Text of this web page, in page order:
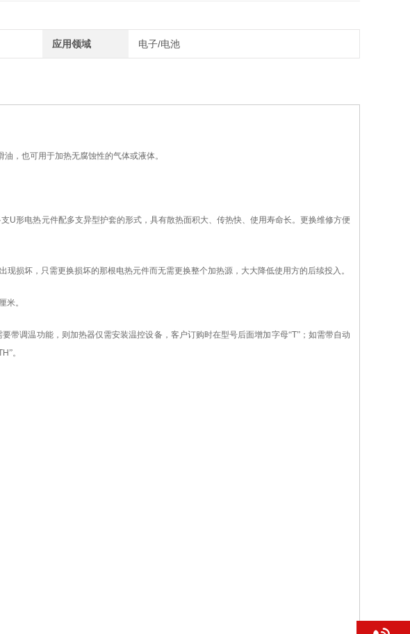
应用领域 电子/电池
，也可用于加热无腐蚀性的气体或液体。
U形电热元件配多支异型护套的形式，具有散热面积大、传热快、使用寿命长。更换维修方便
损坏，只需更换损坏的那根电热元件而无需更换整个加热源，大大降低使用方的后续投入。
米。
带调温功能，则加热器仅需安装温控设备，客户订购时在型号后面增加字母“T”；如需带自动
”。